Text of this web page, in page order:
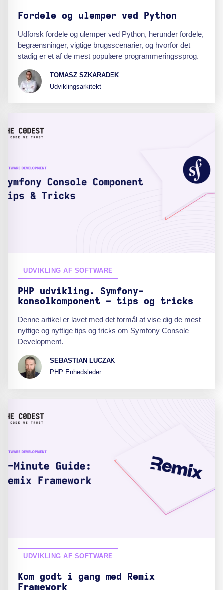
Fordele og ulemper ved Python
Udforsk fordele og ulemper ved Python, herunder fordele,
begrænsninger, vigtige brugsscenarier, og hvorfor det
stadig er et af de mest populære programmeringssprog.
TOMASZ SZKARADEK
Udviklingsarkitekt
UDVIKLING AF SOFTWARE
PHP udvikling. Symfony-
konsolkomponent - tips og tricks
Denne artikel er lavet med det formål at vise dig de mest
nyttige og nyttige tips og tricks om Symfony Console
Development.
SEBASTIAN LUCZAK
PHP Enhedsleder
UDVIKLING AF SOFTWARE
Kom godt i gang med Remix
Framework